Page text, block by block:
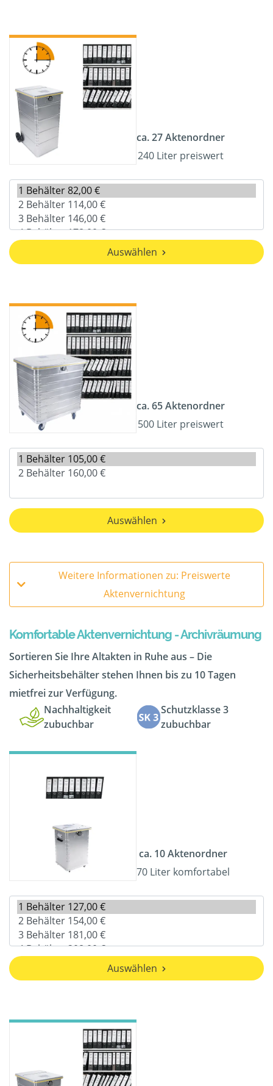
ca. 27 Aktenordner
240 Liter preiswert
Auswählen
ca. 65 Aktenordner
500 Liter preiswert
Auswählen
Weitere Informationen zu: Preiswerte
Aktenvernichtung
Komfortable Aktenvernichtung - Archivräumung
Sortieren Sie Ihre Altakten in Ruhe aus – Die
Sicherheitsbehälter stehen Ihnen bis zu 10 Tagen
mietfrei zur Verfügung.
Nachhaltigkeit
zubuchbar
Schutzklasse 3
zubuchbar
ca. 10 Aktenordner
70 Liter komfortabel
Auswählen